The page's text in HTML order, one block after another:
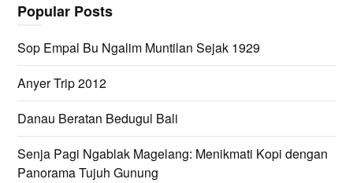
Popular Posts
Sop Empal Bu Ngalim Muntilan Sejak 1929
Anyer Trip 2012
Danau Beratan Bedugul Bali
Senja Pagi Ngablak Magelang: Menikmati Kopi dengan
Panorama Tujuh Gunung